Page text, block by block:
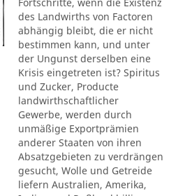
des Landwirths von Factoren
abhängig bleibt, die er nicht
bestimmen kann, und unter
der Ungunst derselben eine
Krisis eingetreten ist? Spiritus
und Zucker, Producte
landwirthschaftlicher
Gewerbe, werden durch
unmäßige Exportprämien
anderer Staaten von ihren
Absatzgebieten zu verdrängen
gesucht, Wolle und Getreide
liefern Australien, Amerika,